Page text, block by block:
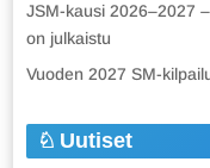
JSM-kausi 2026–2027
on julkaistu
Vuoden 2027 SM-
Uutiset